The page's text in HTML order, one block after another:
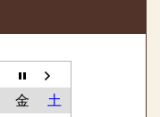
金
土